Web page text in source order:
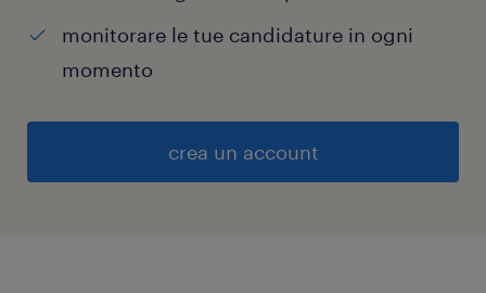
monitorare le tue candidature in ogni
momento
crea un account